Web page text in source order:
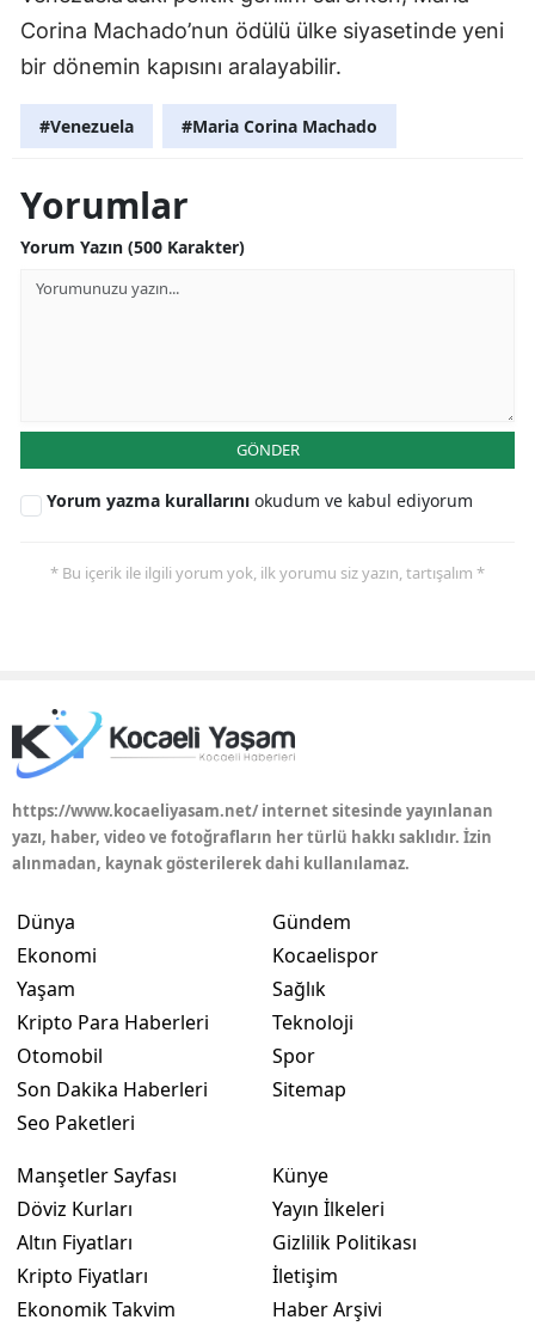
Corina Machado’nun ödülü ülke siyasetinde yeni
bir dönemin kapısını aralayabilir.
#Venezuela #Maria Corina Machado
Yorumlar
Yorum Yazın (500 Karakter)
GÖNDER
Yorum yazma kurallarını okudum ve kabul ediyorum
* Bu içerik ile ilgili yorum yok, ilk yorumu siz yazın, tartışalım *
https://www.kocaeliyasam.net/ internet sitesinde yayınlanan
yazı, haber, video ve fotoğrafların her türlü hakkı saklıdır. İzin
alınmadan, kaynak gösterilerek dahi kullanılamaz.
Dünya
Ekonomi
Yaşam
Kripto Para Haberleri
Otomobil
Son Dakika Haberleri
Seo Paketleri
Gündem
Kocaelispor
Sağlık
Teknoloji
Spor
Sitemap
Manşetler Sayfası
Döviz Kurları
Altın Fiyatları
Kripto Fiyatları
Ekonomik Takvim
Künye
Yayın İlkeleri
Gizlilik Politikası
İletişim
Haber Arşivi